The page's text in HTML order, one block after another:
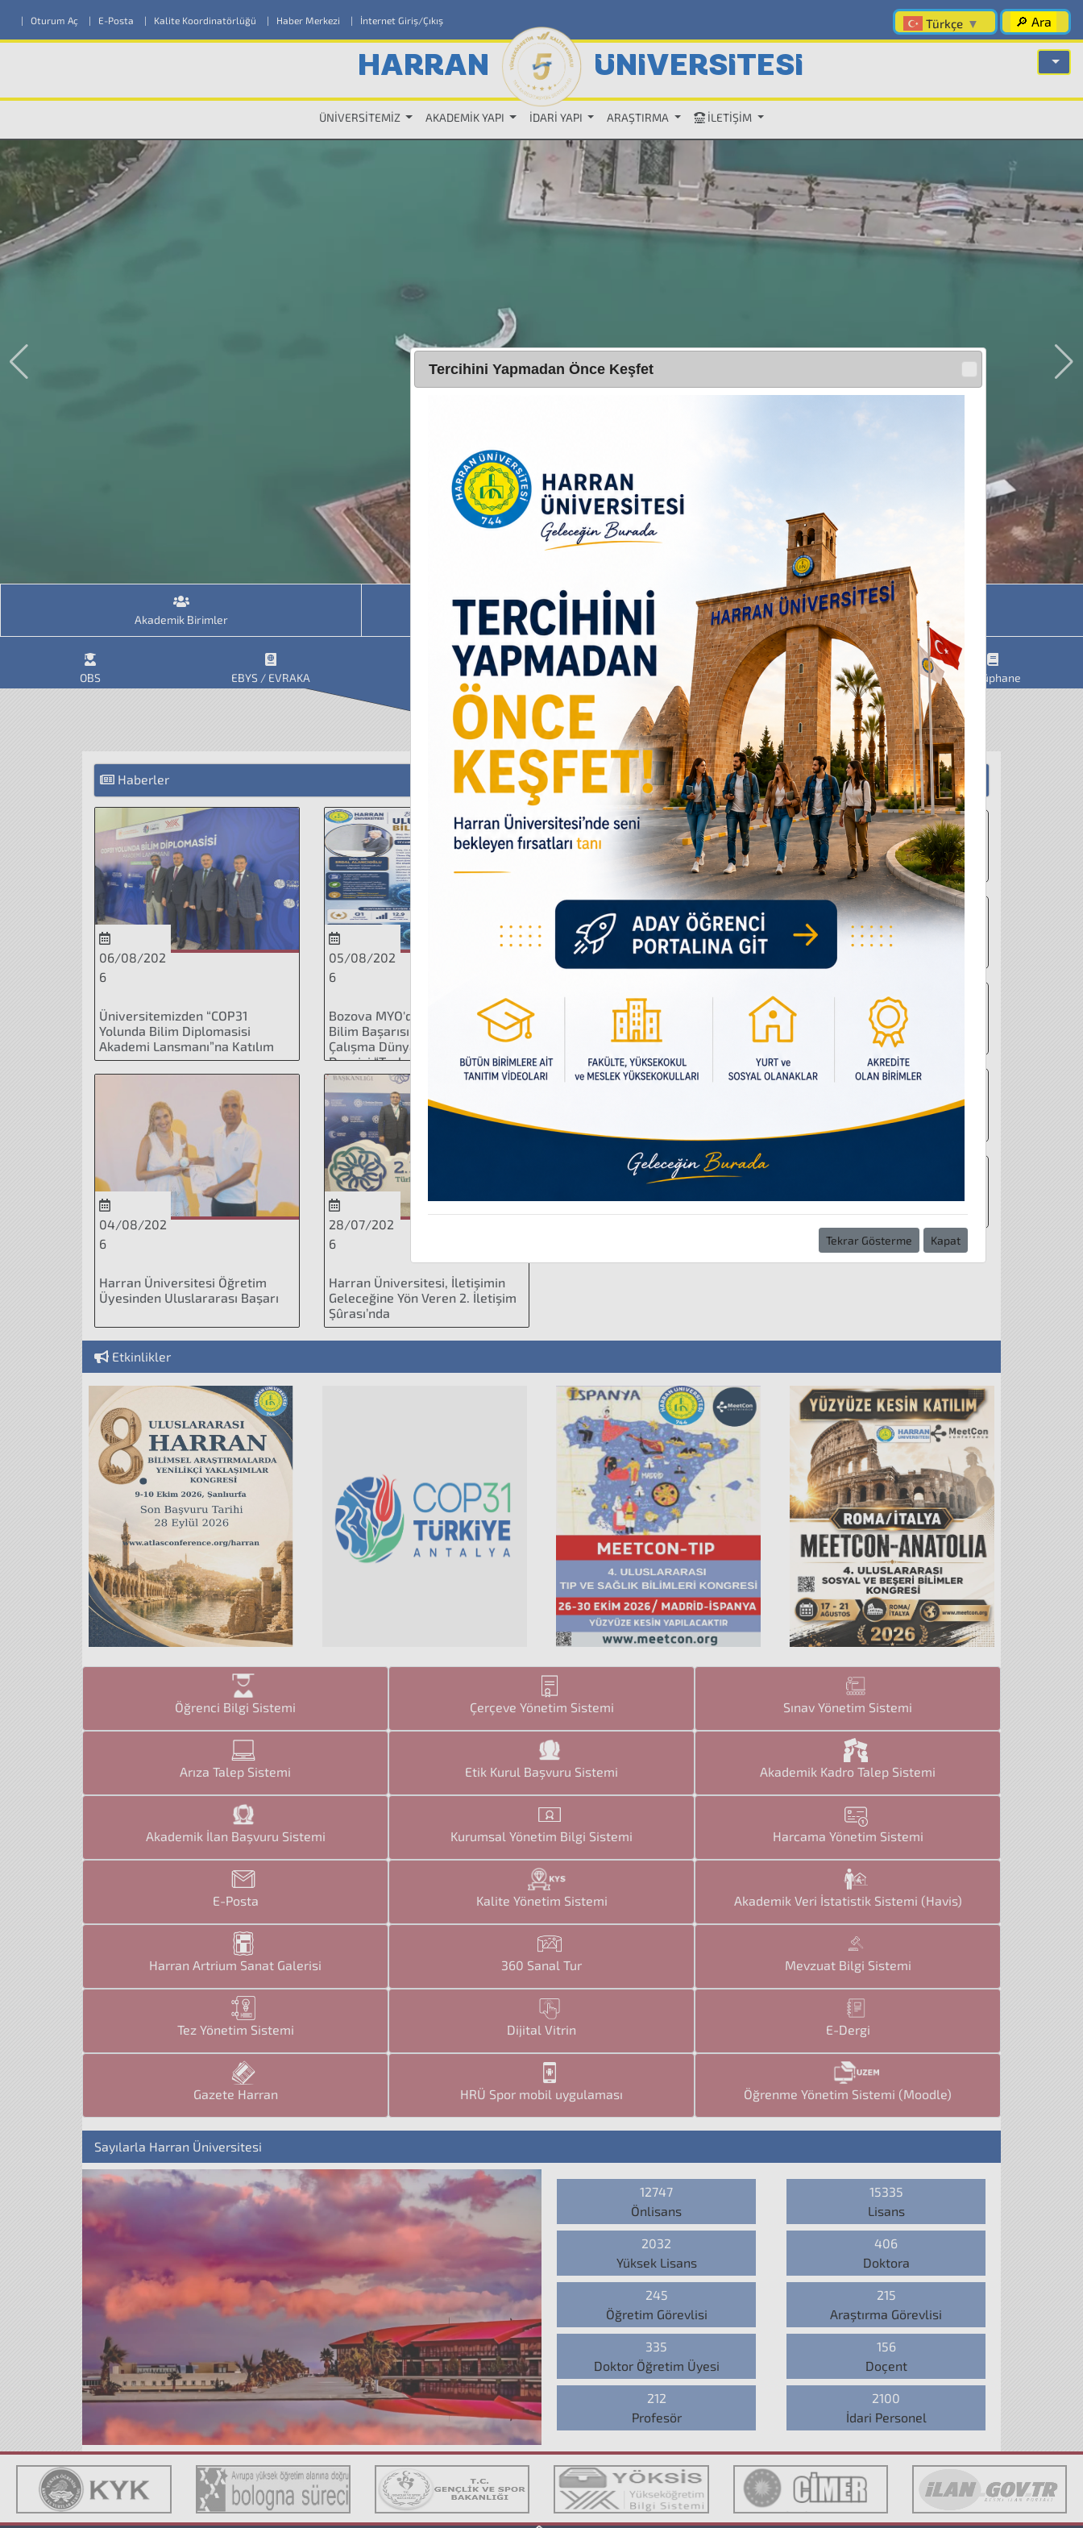
| Oturum Aç | E-Posta | Kalite Koordinatörlüğü | Haber Merkezi | İnternet Giriş/Çıkış 🔎 Ara
Türkçe ▼
HARRAN ÜNİVERSİTESİ
ÜNİVERSİTEMİZ AKADEMİK YAPI İDARİ YAPI ARAŞTIRMA İLETİŞİM
Akademik Birimler İdari Birimler Programlarımız
OBS EBYS / EVRAKA HAVİS Uzaktan Eğitim Öneri-Şikayet-Memnuniyet Kütüphane
Haberler Tüm Haberler
06/08/202
6
Üniversitemizden “COP31
Yolunda Bilim Diplomasisi
Akademi Lansmanı”na Katılım
05/08/202
6
Bozova MYO'dan Uluslararası
Bilim Başarısı: Ortak Yazarlı
Çalışma Dünyanın Saygın SSCI
Dergisi “Technology in
Society”'de Yayımlandı
04/08/202
6
Harran Üniversitesi Öğretim
Üyesinden Uluslararası Başarı
28/07/202
6
Harran Üniversitesi, İletişimin
Geleceğine Yön Veren 2. İletişim
Şûrası’nda
Duyurular Tüm Duyurular
07 ECZACI SÖZLEŞMELİ PERSONEL (4/B) ALIM İLANI DÜZELTME DUYURUSU
06
Ağustos
2026 Yılı Uluslararası Öğrenci Başvurusu İlanı
06
Ağustos
Deprem Nedeniyle Özel Öğrenci Başvuruları
Ağustos
2026-2027 Resim Bölümü Yetenek Sınavı Kılavuzu Duyurusu
Etkinlikler
Öğrenci Bilgi Sistemi Çerçeve Yönetim Sistemi Sınav Yönetim Sistemi
Arıza Talep Sistemi Etik Kurul Başvuru Sistemi Akademik Kadro Talep Sistemi
Akademik İlan Başvuru Sistemi Kurumsal Yönetim Bilgi Sistemi Harcama Yönetim Sistemi
E-Posta Kalite Yönetim Sistemi Akademik Veri İstatistik Sistemi (Havis)
Harran Artrium Sanat Galerisi 360 Sanal Tur Mevzuat Bilgi Sistemi
Tez Yönetim Sistemi Dijital Vitrin E-Dergi
Gazete Harran HRÜ Spor mobil uygulaması Öğrenme Yönetim Sistemi (Moodle)
Sayılarla Harran Üniversitesi
12747
Önlisans
15335
Lisans
2032
Yüksek Lisans
406
Doktora
245
Öğretim Görevlisi
215
Araştırma Görevlisi
335
Doktor Öğretim Üyesi
156
Doçent
212
Profesör
2100
İdari Personel
Tercihini Yapmadan Önce Keşfet
Tekrar Gösterme Kapat